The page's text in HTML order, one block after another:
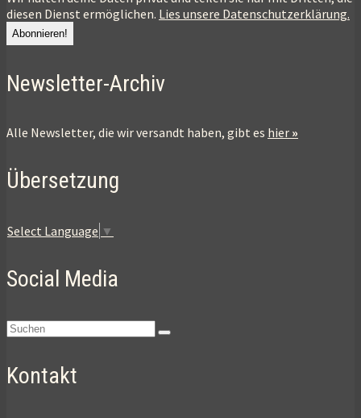
diesen Dienst ermöglichen. Lies unsere Datenschutzerklärung.
Newsletter-Archiv
Alle Newsletter, die wir versandt haben, gibt es hier »
Übersetzung
Select Language ▼
Social Media
Suchen
Kontakt